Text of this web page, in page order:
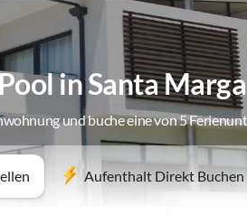
in Santa
und buche eine von 5
Aufenthalt Direkt Buchen